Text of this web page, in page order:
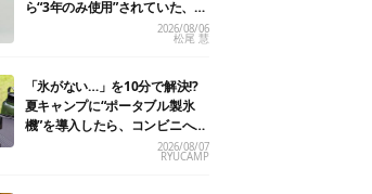
ら“3年のみ使用”されていた、紫
2026/08/06
松尾 慧
「氷がない…」を10分で解決!?
夏キャンプに“ポータブル製氷
機”を導入したら、コンビニへ走
2026/08/07
RYUCAMP